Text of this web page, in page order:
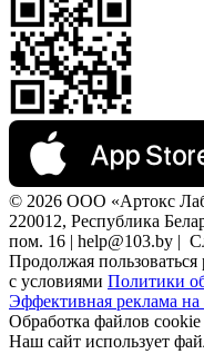
© 2026 ООО «Артокс
220012, Республика
пом. 16 | help@103.by |
Продолжая пользоваться
с условиями Политики
Эффективная реклама на
Обработка файлов cookie
Наш сайт использует